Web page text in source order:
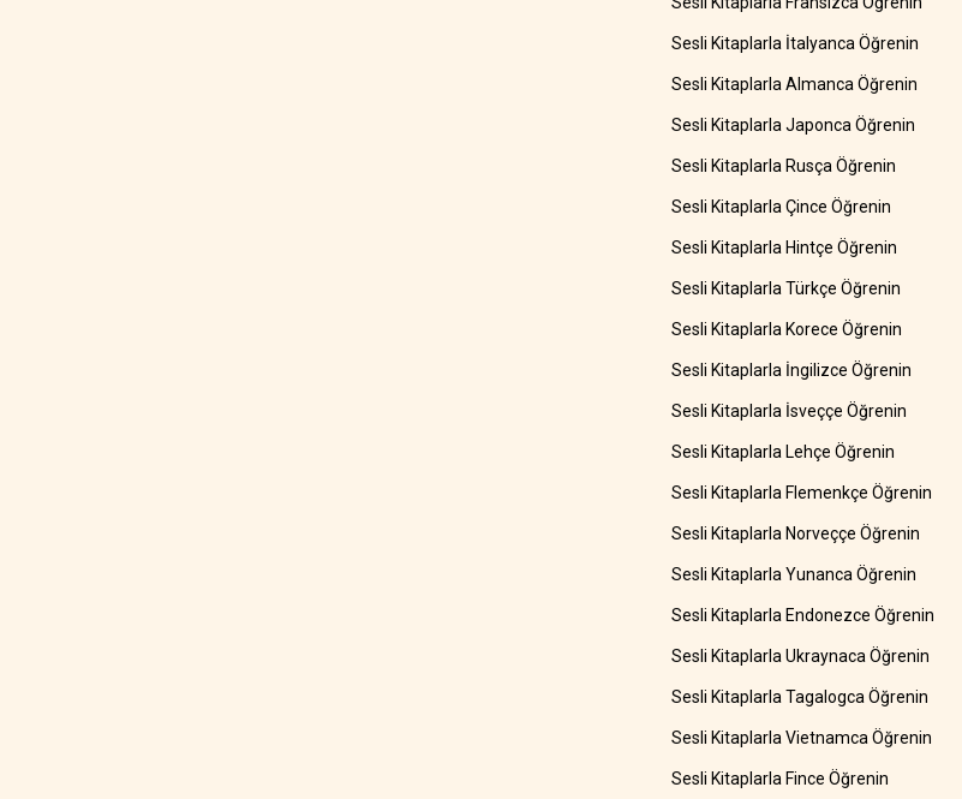
Sesli Kitaplarla İtalyanca Öğrenin
Sesli Kitaplarla Almanca Öğrenin
Sesli Kitaplarla Japonca Öğrenin
Sesli Kitaplarla Rusça Öğrenin
Sesli Kitaplarla Çince Öğrenin
Sesli Kitaplarla Hintçe Öğrenin
Sesli Kitaplarla Türkçe Öğrenin
Sesli Kitaplarla Korece Öğrenin
Sesli Kitaplarla İngilizce Öğrenin
Sesli Kitaplarla İsveççe Öğrenin
Sesli Kitaplarla Lehçe Öğrenin
Sesli Kitaplarla Flemenkçe Öğrenin
Sesli Kitaplarla Norveççe Öğrenin
Sesli Kitaplarla Yunanca Öğrenin
Sesli Kitaplarla Endonezce Öğrenin
Sesli Kitaplarla Ukraynaca Öğrenin
Sesli Kitaplarla Tagalogca Öğrenin
Sesli Kitaplarla Vietnamca Öğrenin
Sesli Kitaplarla Fince Öğrenin